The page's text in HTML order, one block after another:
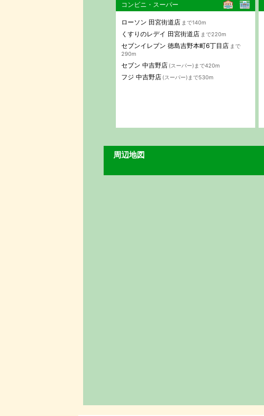
コンビニ・スーパー
ローソン 田宮街道店 まで140m
くすりのレデイ 田宮街道店 まで220m
セブンイレブン 徳島吉野本町6丁目店 まで
290m
セブン 中吉野店 (スーパー)まで420m
フジ 中吉野店 (スーパー)まで530m
周辺地図